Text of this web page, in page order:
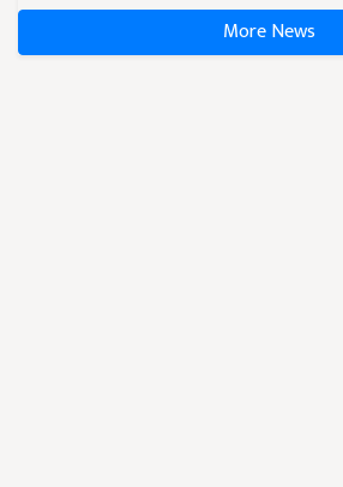
More News